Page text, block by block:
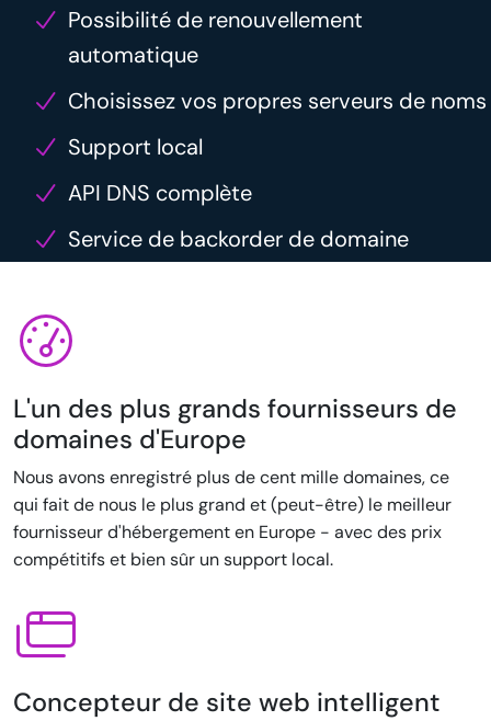
Possibilité de renouvellement
automatique
Choisissez vos propres serveurs de noms
Support local
API DNS complète
Service de backorder de domaine
L'un des plus grands fournisseurs de
domaines d'Europe
Nous avons enregistré plus de cent mille domaines, ce
qui fait de nous le plus grand et (peut-être) le meilleur
fournisseur d'hébergement en Europe - avec des prix
compétitifs et bien sûr un support local.
Concepteur de site web intelligent